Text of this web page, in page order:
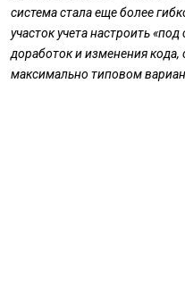
система стала еще более
участок учета настроить
доработок и изменения кода,
максимально типовом